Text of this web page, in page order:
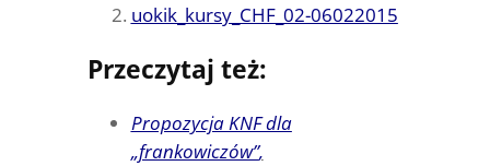
uokik_kursy_CHF_02-06022015
Przeczytaj też:
Propozycja KNF dla
„frankowiczów”,